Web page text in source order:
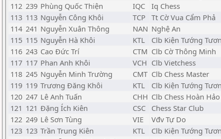
112 239 Phùng Quốc Thiện IQC
Iq Chess
113 113 Nguyễn Công Khôi TCP
Tt Cờ Vua Cẩm Phả
114 241 Nguyễn Xuân Thông NAN Nghệ An
115 115 Nguyễn Hà Khôi KTL
Clb Kiện Tướng
116 243 Cao Đức Trí CTM Clb Cờ Thông Minh
117 117 Phan Anh Khôi VCH Clb Vietchess
118 245 Nguyễn Minh Trường CMT Clb Chess Master
119 119 Trương Đăng Khôi KTL
Clb Kiện Tướng
120 247 Lê Anh Tuấn CHH Clb Chess Hoàn Hảo
121 121 Đặng Ích Kiên CSC
Chess Star Club
122 249 Lê Sơn Tùng VIE
Vđv Tự Do
123 123 Trần Trung Kiên KTL
Clb Kiện Tướng